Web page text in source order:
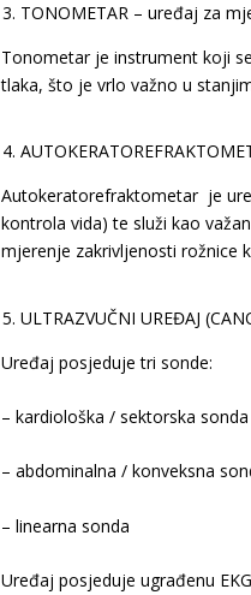
TONOMETAR – uređaj za
Tonometar je instrument koji
tlaka, što je vrlo važno u
Autokeratorefraktometar je
kontrola vida) te služi kao
mjerenje zakrivljenosti rožnice
ULTRAZVUČNI UREĐAJ
Uređaj posjeduje tri sonde:
– kardiološka / sektorska sonda
– abdominalna / konveksna
– linearna sonda
Uređaj posjeduje ugrađenu